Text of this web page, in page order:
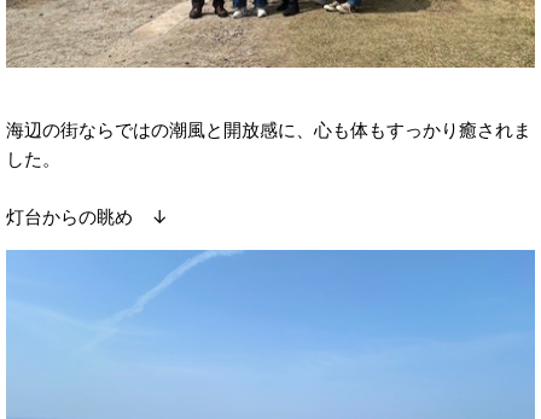
海辺の街ならではの潮風と開放感に、心も体もすっかり癒されま
した。
灯台からの眺め ↓